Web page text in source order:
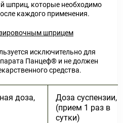
шприц, которые необходимо
каждого применения.
шприцем
исключительно для
Панцеф® и не должен
средства.
доза,
Доза суспензии,
(прием 1 раз в
сутки)